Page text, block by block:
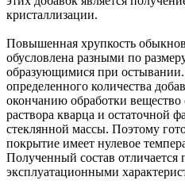
кристаллизации.
Повышенная хрупкость
обусловлена разными по
образующимися при
определенного количества
окончанию обработки вещество
раствора кварца и остаточной
стеклянной массы. Поэтому
покрытие имеет нулевое
Полученный состав отличается
эксплуатационными